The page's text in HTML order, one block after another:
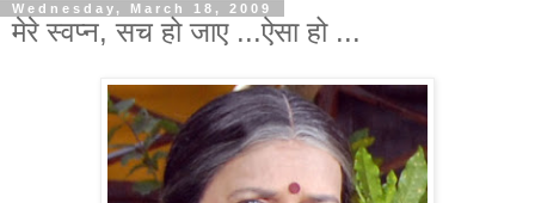
Wednesday, March 18, 2009
मेरे स्वप्न, सच हो जाए ...ऐसा हो ...